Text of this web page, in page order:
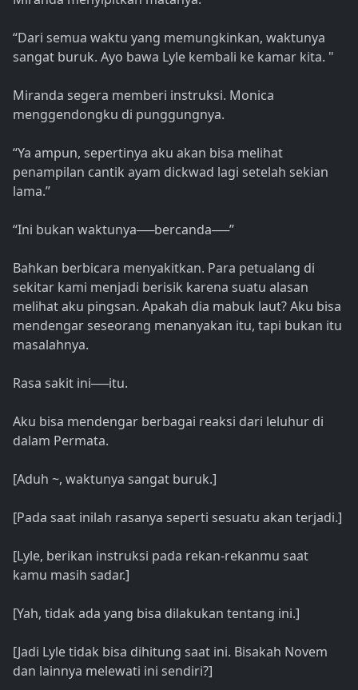
“Dari semua waktu yang memungkinkan, waktunya
sangat buruk. Ayo bawa Lyle kembali ke kamar kita. "
Miranda segera memberi instruksi. Monica
menggendongku di punggungnya.
“Ya ampun, sepertinya aku akan bisa melihat
penampilan cantik ayam dickwad lagi setelah sekian
lama.”
“Ini bukan waktunya──bercanda──”
Bahkan berbicara menyakitkan. Para petualang di
sekitar kami menjadi berisik karena suatu alasan
melihat aku pingsan. Apakah dia mabuk laut? Aku bisa
mendengar seseorang menanyakan itu, tapi bukan itu
masalahnya.
Rasa sakit ini──itu.
Aku bisa mendengar berbagai reaksi dari leluhur di
dalam Permata.
[Aduh ~, waktunya sangat buruk.]
[Pada saat inilah rasanya seperti sesuatu akan terjadi.]
[Lyle, berikan instruksi pada rekan-rekanmu saat
kamu masih sadar.]
[Yah, tidak ada yang bisa dilakukan tentang ini.]
[Jadi Lyle tidak bisa dihitung saat ini. Bisakah Novem
dan lainnya melewati ini sendiri?]